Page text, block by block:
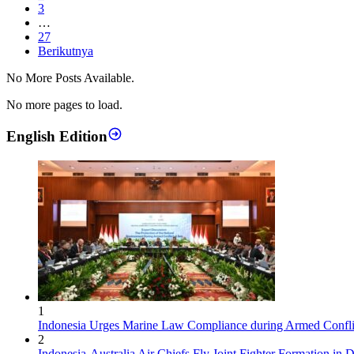
3
…
27
Berikutnya
No More Posts Available.
No more pages to load.
English Edition
1
Indonesia Urges Marine Law Compliance during Armed
2